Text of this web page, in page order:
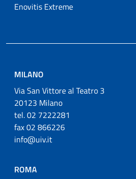
Enovitis Extreme
MILANO
Via San Vittore al Teatro 3
20123 Milano
tel. 02 7222281
fax 02 866226
info@uiv.it
ROMA